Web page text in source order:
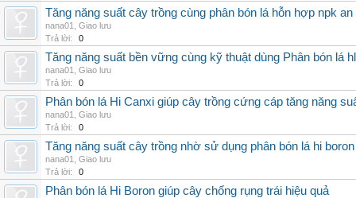
Tăng năng suất cây trồng cùng phân bón lá hỗn hợp npk an
nana01
Giao lưu
Trả lời:
0
Tăng năng suất bền vững cùng kỹ thuật dùng Phân bón lá
nana01
Giao lưu
Trả lời:
0
Phân bón lá Hi Canxi giúp cây trồng cứng cáp tăng năng
nana01
Giao lưu
Trả lời:
0
Tăng năng suất cây trồng nhờ sử dụng phân bón lá hi
nana01
Giao lưu
Trả lời:
0
Phân bón lá Hi Boron giúp cây chống rụng trái hiệu quả